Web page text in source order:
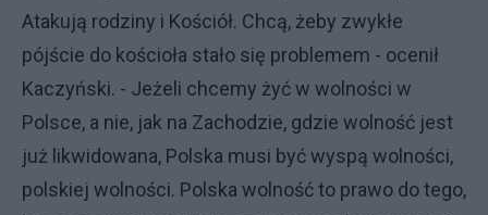
Atakują rodziny i Kościół. Chcą, żeby zwykłe
pójście do kościoła stało się problemem - ocenił
Kaczyński. - Jeżeli chcemy żyć w wolności w
Polsce, a nie, jak na Zachodzie, gdzie wolność jest
już likwidowana, Polska musi być wyspą wolności,
polskiej wolności. Polska wolność to prawo do tego,